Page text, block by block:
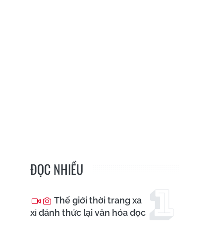
ĐỌC NHIỀU
Thế giới thời trang xa
xỉ đánh thức lại văn hóa đọc